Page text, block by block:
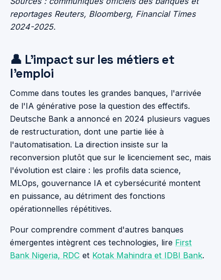
reportages Reuters, Bloomberg, Financial Times
2024-2025.
👤 L'impact sur les métiers et
l'emploi
Comme dans toutes les grandes banques, l'arrivée
de l'IA générative pose la question des effectifs.
Deutsche Bank a annoncé en 2024 plusieurs vagues
de restructuration, dont une partie liée à
l'automatisation. La direction insiste sur la
reconversion plutôt que sur le licenciement sec, mais
l'évolution est claire : les profils data science,
MLOps, gouvernance IA et cybersécurité montent
en puissance, au détriment des fonctions
opérationnelles répétitives.
Pour comprendre comment d'autres banques
émergentes intègrent ces technologies, lire First
Bank Nigeria, RDC et Kotak Mahindra et IDBI Bank.